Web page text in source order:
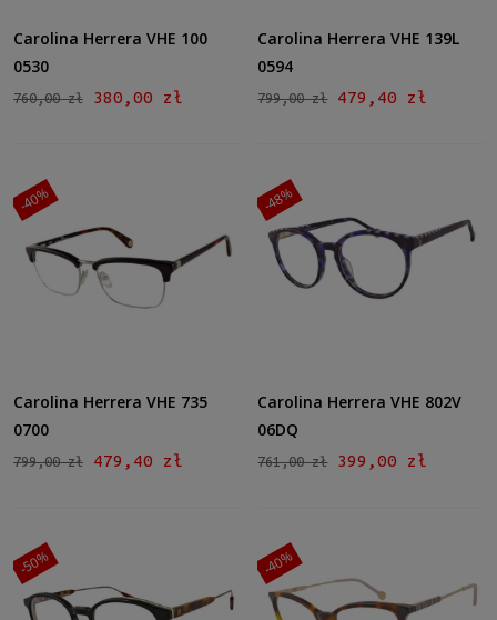
Carolina Herrera VHE 100
0530
760,00 zł 380,00 zł
Carolina Herrera VHE 139L
0594
799,00 zł 479,40 zł
Carolina Herrera VHE 735
0700
799,00 zł 479,40 zł
-40%
Carolina Herrera VHE 802V
06DQ
761,00 zł 399,00 zł
-48%
-50% -40%